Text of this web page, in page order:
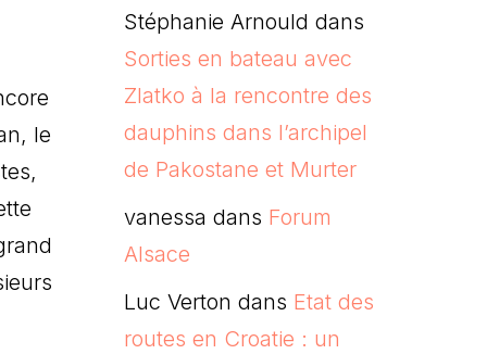
le
Stéphanie Arnould dans
Sorties en bateau avec
Zlatko à la rencontre des
dauphins dans l’archipel
de Pakostane et Murter
vanessa dans Forum
Alsace
Luc Verton dans Etat des
routes en Croatie : un